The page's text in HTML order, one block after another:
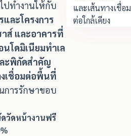
ปทำงานให้กับ
ละโครงการ
ส์ และอาคารที่
โดมิเนียมทำเล
ะพิกัดสำคัญ
เชื่อมต่อพื้นที่
การรักษาขอบ
วัดหน้างานฟรี
และเส้นทางเชื่อม
ต่อใกล้เคียง